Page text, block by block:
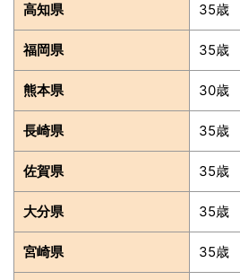
高知県 35歳
福岡県 35歳
熊本県 30歳
長崎県 35歳
佐賀県 35歳
大分県 35歳
宮崎県 35歳